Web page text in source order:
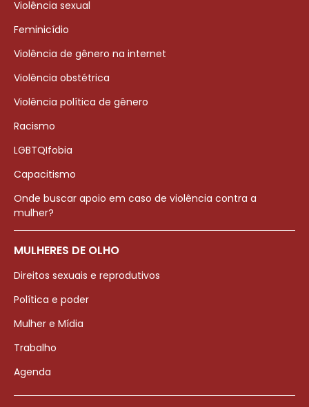
Violência sexual
Feminicídio
Violência de gênero na internet
Violência obstétrica
Violência política de gênero
Racismo
LGBTQIfobia
Capacitismo
Onde buscar apoio em caso de violência contra a
mulher?
MULHERES DE OLHO
Direitos sexuais e reprodutivos
Política e poder
Mulher e Mídia
Trabalho
Agenda